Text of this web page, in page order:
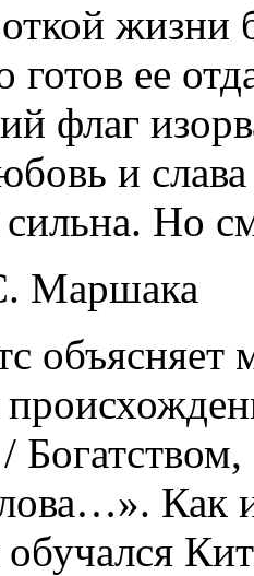
жизни
ее
флаг
и
Но
Маршака
объясняет
Как